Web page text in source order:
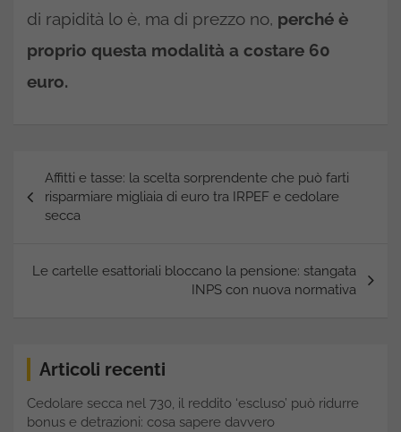
di rapidità lo è, ma di prezzo no, perché è
proprio questa modalità a costare 60
euro.
Navigazione
articoli
Affitti e tasse: la scelta sorprendente che può farti
risparmiare migliaia di euro tra IRPEF e cedolare
secca
Le cartelle esattoriali bloccano la pensione: stangata
INPS con nuova normativa
Articoli recenti
Cedolare secca nel 730, il reddito ‘escluso’ può ridurre
bonus e detrazioni: cosa sapere davvero